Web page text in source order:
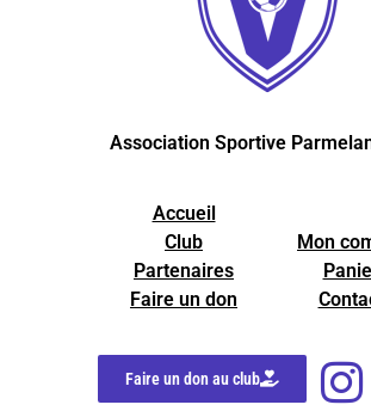
Association Sportive
Accueil
Club
Partenaires
Faire un don
Mon
Faire un don au club